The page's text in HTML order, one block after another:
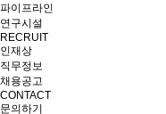
파이프라인
연구시설
RECRUIT
인재상
직무정보
채용공고
CONTACT
문의하기